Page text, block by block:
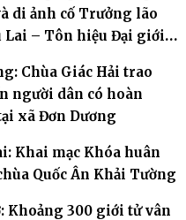
di ảnh cố Trưởng lão
Lai – Tôn hiệu Đại giới
Chùa Giác Hải trao
người dân có hoàn
xã Đơn Dương
Khai mạc Khóa huân
Quốc Ân Khải Tường
Khoảng 300 giới tử vân